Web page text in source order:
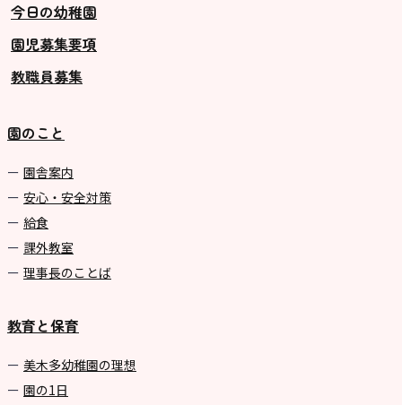
今日の幼稚園
園児募集要項
教職員募集
園のこと
園舎案内
安心・安全対策
給食
課外教室
理事長のことば
教育と保育
美⽊多幼稚園の理想
園の1⽇
グループ施設・
関係先リンク
学校法⼈諏訪森学園 諏訪森幼稚
園
⼤阪府私⽴幼稚園連盟
社会福祉法人野田福祉会